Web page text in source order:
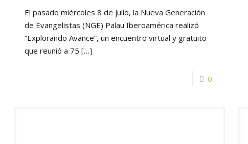
El pasado miércoles 8 de julio, la Nueva Generación
de Evangelistas (NGE) Palau Iberoamérica realizó
“Explorando Avance”, un encuentro virtual y gratuito
que reunió a 75 […]
0